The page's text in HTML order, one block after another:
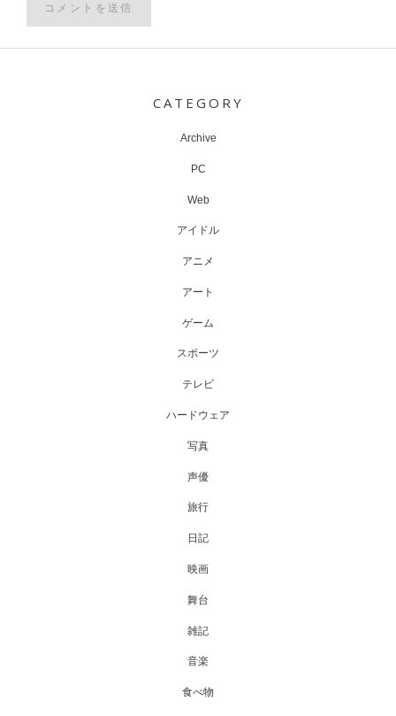
CATEGORY
Archive
PC
Web
アイドル
アニメ
アート
ゲーム
スポーツ
テレビ
ハードウェア
写真
声優
旅行
日記
映画
舞台
雑記
音楽
食べ物